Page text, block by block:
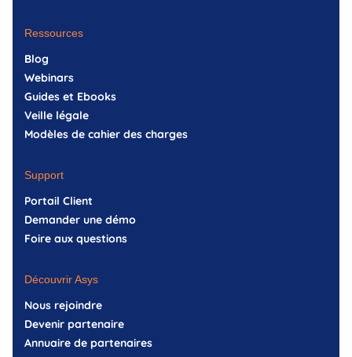
Ressources
Blog
Webinars
Guides et Ebooks
Veille légale
Modèles de cahier des charges
Support
Portail Client
Demander une démo
Foire aux questions
Découvrir Asys
Nous rejoindre
Devenir partenaire
Annuaire de partenaires